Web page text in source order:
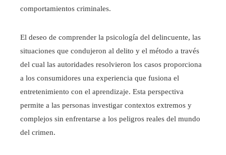
comportamientos criminales.
El deseo de comprender la psicología del delincuente, las
situaciones que condujeron al delito y el método a través
del cual las autoridades resolvieron los casos proporciona
a los consumidores una experiencia que fusiona el
entretenimiento con el aprendizaje. Esta perspectiva
permite a las personas investigar contextos extremos y
complejos sin enfrentarse a los peligros reales del mundo
del crimen.